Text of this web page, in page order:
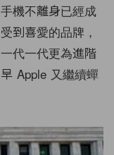
機不離身已經成
到喜愛的品牌，
代一代更為進階
Apple 又繼續蟬